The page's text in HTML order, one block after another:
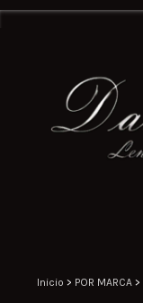
Inicio > POR MARCA >